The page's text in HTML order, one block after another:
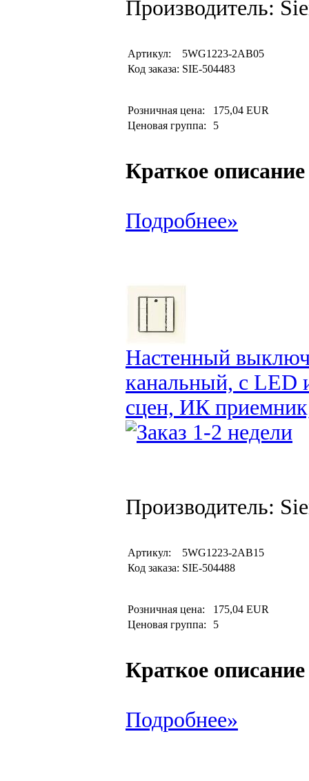
Производитель:
Артикул:
5WG1223-2AB05
Код заказа: SIE-504483
Розничная цена:
175,04 EUR
Ценовая группа:
5
Краткое описание
Подробнее»
Настенный
канальный, с LED
сцен, ИК
Производитель:
Артикул:
5WG1223-2AB15
Код заказа: SIE-504488
Розничная цена:
175,04 EUR
Ценовая группа:
5
Краткое описание
Подробнее»